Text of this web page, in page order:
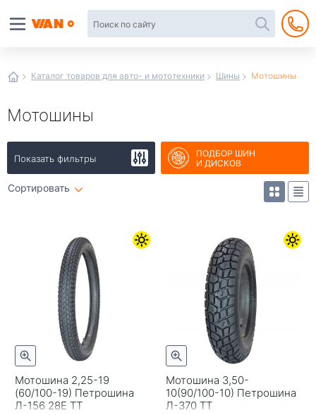
Каталог товаров для авто- и мототехники Шины Мотошины
Мотошины
Показать фильтры
ПОДБОР ШИН
И ДИСКОВ
Сортировать
Мотошина 2,25-19
(60/100-19) Петрошина
Л-156 28Е TT
Мотошина 3,50-
10(90/100-10) Петрошина
Л-370 TT
интернет-